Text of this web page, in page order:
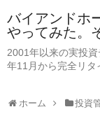
バイアンドホ
やってみた。
2001年以来の実投
年11月から完全リタ
ホーム 投資